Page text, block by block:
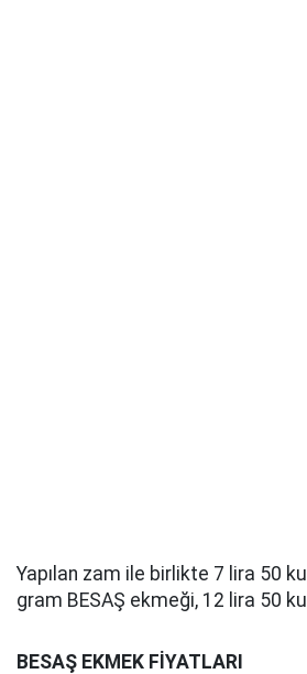
Yapılan zam ile birlikte 7 lira 50
gram BESAŞ ekmeği, 12 lira 50
BESAŞ EKMEK FİYATLARI